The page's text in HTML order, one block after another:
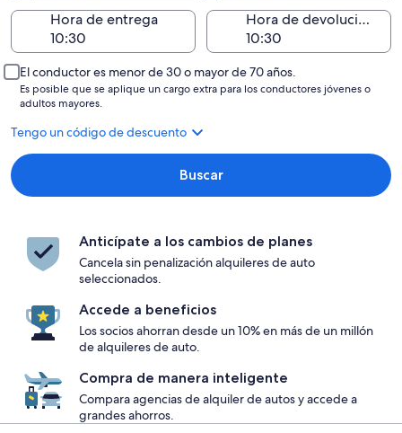
Hora de entrega
Hora de devolución
El conductor es menor de 30 o mayor de 70 años.
Es posible que se aplique un cargo extra para los conductores jóvenes o
adultos mayores.
Tengo un código de descuento
Buscar
Anticípate a los cambios de planes
Cancela sin penalización alquileres de auto
seleccionados.
Accede a beneficios
Los socios ahorran desde un 10% en más de un millón
de alquileres de auto.
Compra de manera inteligente
Compara agencias de alquiler de autos y accede a
grandes ahorros.